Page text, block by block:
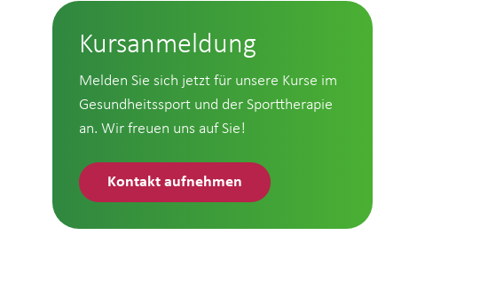
Kursanmeldung
Melden Sie sich jetzt für unsere Kurse im
Gesundheitssport und der Sporttherapie
an. Wir freuen uns auf Sie!
Kontakt aufnehmen